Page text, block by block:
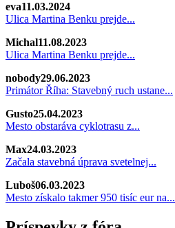
eva11.03.2024
Ulica Martina Benku prejde...
Michal11.08.2023
Ulica Martina Benku prejde...
nobody29.06.2023
Primátor Říha: Stavebný ruch ustane...
Gusto25.04.2023
Mesto obstaráva cyklotrasu z...
Max24.03.2023
Začala stavebná úprava svetelnej...
Luboš06.03.2023
Mesto získalo takmer 950 tisíc eur na...